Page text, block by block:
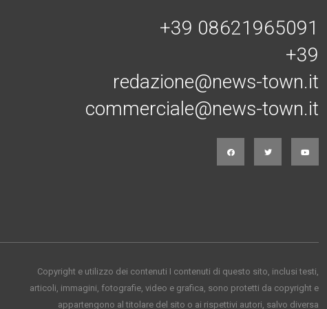
+39 08621965091
+39
redazione@news-town.it
commerciale@news-town.it
Copyright e utilizzo dei contenuti I contenuti di questo sito, inclusi testi,
articoli, immagini, fotografie, video e grafica, sono protetti da copyright e
appartengono al titolare del sito o ai rispettivi autori, salvo diversa